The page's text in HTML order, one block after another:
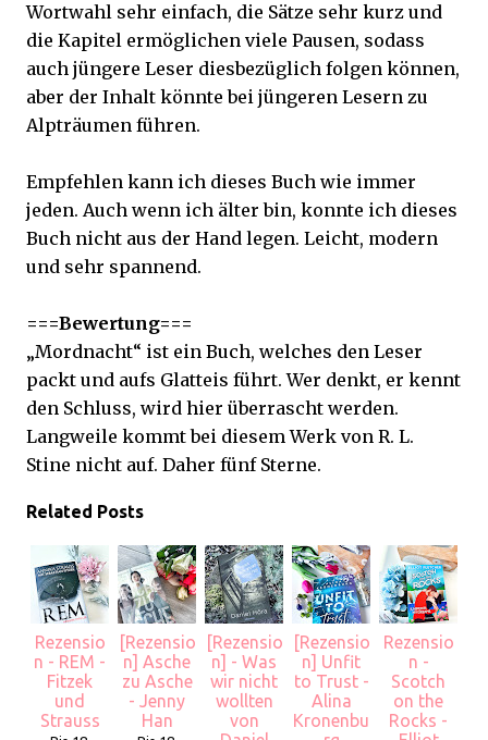
Wortwahl sehr einfach, die Sätze sehr kurz und
die Kapitel ermöglichen viele Pausen, sodass
auch jüngere Leser diesbezüglich folgen können,
aber der Inhalt könnte bei jüngeren Lesern zu
Alpträumen führen.
Empfehlen kann ich dieses Buch wie immer
jeden. Auch wenn ich älter bin, konnte ich dieses
Buch nicht aus der Hand legen. Leicht, modern
und sehr spannend.
===Bewertung===
„Mordnacht“ ist ein Buch, welches den Leser
packt und aufs Glatteis führt. Wer denkt, er kennt
den Schluss, wird hier überrascht werden.
Langweile kommt bei diesem Werk von R. L.
Stine nicht auf. Daher fünf Sterne.
Related Posts
Rezensio
n - REM -
Fitzek
und
Strauss
[Rezensio
n] Asche
zu Asche
- Jenny
Han
[Rezensio
n] - Was
wir nicht
wollten
von
[Rezensio
n] Unfit
to Trust -
Alina
Kronenbu
Rezensio
n -
Scotch
on the
Rocks -